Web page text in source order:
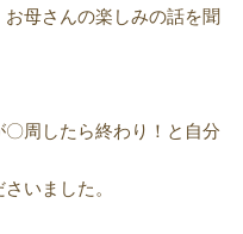
母さんの楽しみの話を聞
周したら終わり！と自分
いました。